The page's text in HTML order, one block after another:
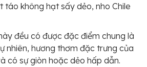
táo không hạt sấy dẻo, nho Chile
đều có được đặc điểm chung là
nhiên, hương thơm đặc trưng của
có sự giòn hoặc dẻo hấp dẫn.